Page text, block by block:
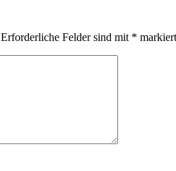
Erforderliche Felder sind mit * markiert